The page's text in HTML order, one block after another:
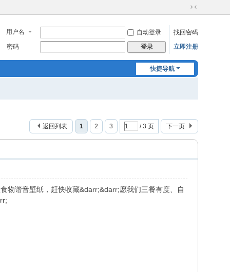
切
到
窄
用户名 自动登录
找回密码
密码
登录 立即注册
快捷导航
1 2 3 / 3 页 下一页
返回列表
物谐音壁纸，赶快收藏&darr;&darr;愿我们三餐有度、自